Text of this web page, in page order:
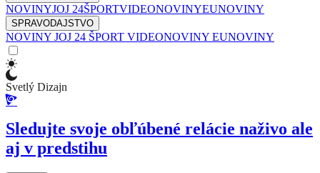
NOVINYJOJ 24ŠPORTVIDEONOVINYEUNOVINY
SPRAVODAJSTVO
NOVINY JOJ 24 ŠPORT VIDEONOVINY EUNOVINY
Svetlý Dizajn
Sledujte svoje obľúbené relácie naživo ale
aj v predstihu